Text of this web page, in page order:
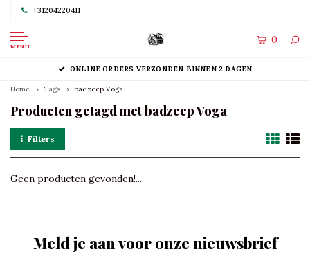
+31204220411
MENU
0
ONLINE ORDERS VERZONDEN BINNEN 2 DAGEN
Home Tags badzeep Voga
Producten getagd met badzeep Voga
Filters
Geen producten gevonden!...
Meld je aan voor onze nieuwsbrief